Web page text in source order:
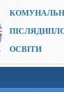
ОСВІТИ